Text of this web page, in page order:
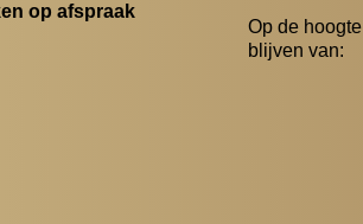
op afspraak
Op de hoogte
blijven van: